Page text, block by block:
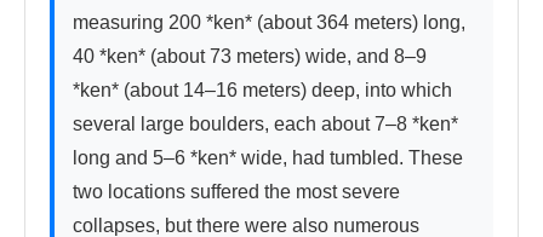
measuring 200 *ken* (about 364 meters) long,
40 *ken* (about 73 meters) wide, and 8–9
*ken* (about 14–16 meters) deep, into which
several large boulders, each about 7–8 *ken*
long and 5–6 *ken* wide, had tumbled. These
two locations suffered the most severe
collapses, but there were also numerous